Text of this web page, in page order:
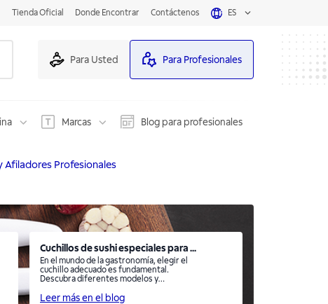
Tienda Oficial Donde Encontrar Contáctenos ES
Para Usted Para Profesionales
Marcas Blog para profesionales
Afiladores Profesionales
Cuchillos de sushi especiales para ...
En el mundo de la gastronomía, elegir el
cuchillo adecuado es fundamental.
Descubra diferentes modelos y
Leer más en el blog